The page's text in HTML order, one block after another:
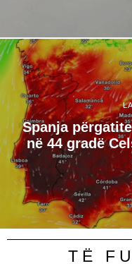
Spanja
në 44 gradë
TË